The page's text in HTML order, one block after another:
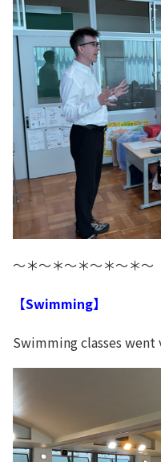
～＊～＊～＊～＊～＊～
【Swimming】
Swimming classes